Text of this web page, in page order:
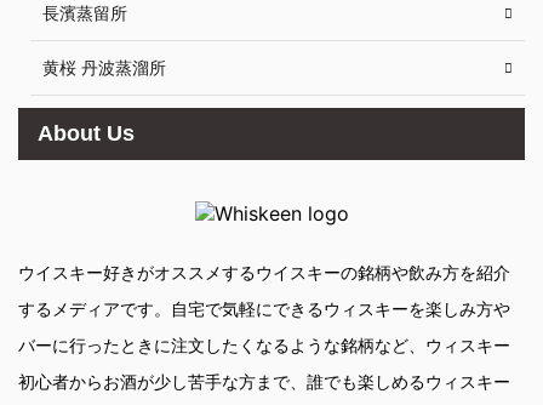
長濱蒸留所
黄桜 丹波蒸溜所
About Us
ウイスキー好きがオススメするウイスキーの銘柄や飲み方を紹介
するメディアです。自宅で気軽にできるウィスキーを楽しみ方や
バーに行ったときに注文したくなるような銘柄など、ウィスキー
初心者からお酒が少し苦手な方まで、誰でも楽しめるウィスキー